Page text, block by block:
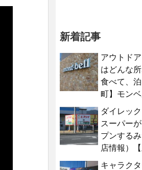
新着記事
アウトド
はどんな
食べて、
町】モン
ダイレッ
スーパー
プンする
店情報）【
キャラク